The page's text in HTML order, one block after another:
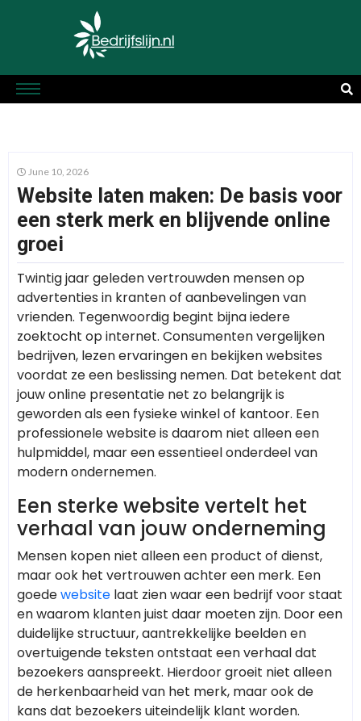
June 10, 2026
Website laten maken: De basis voor
een sterk merk en blijvende online
groei
Twintig jaar geleden vertrouwden mensen op
advertenties in kranten of aanbevelingen van
vrienden. Tegenwoordig begint bijna iedere
zoektocht op internet. Consumenten vergelijken
bedrijven, lezen ervaringen en bekijken websites
voordat ze een beslissing nemen. Dat betekent dat
jouw online presentatie net zo belangrijk is
geworden als een fysieke winkel of kantoor. Een
professionele website is daarom niet alleen een
hulpmiddel, maar een essentieel onderdeel van
modern ondernemen.
Een sterke website vertelt het
verhaal van jouw onderneming
Mensen kopen niet alleen een product of dienst,
maar ook het vertrouwen achter een merk. Een
goedewebsite laat zien waar een bedrijf voor staat
en waarom klanten juist daar moeten zijn. Door een
duidelijke structuur, aantrekkelijke beelden en
overtuigende teksten ontstaat een verhaal dat
bezoekers aanspreekt. Hierdoor groeit niet alleen
de herkenbaarheid van het merk, maar ook de
kans dat bezoekers uiteindelijk klant worden.